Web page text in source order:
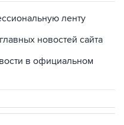
новостей сайта
в официальном